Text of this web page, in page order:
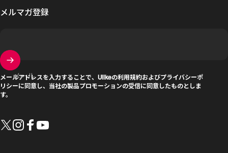
メルマガ登録
メール
メールアドレスを入力することで、Ulikeの利用規約およびプライバシーポ
リシーに同意し、当社の製品プロモーションの受信に同意したものとしま
す。